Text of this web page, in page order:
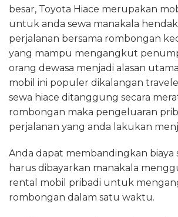
besar, Toyota Hiace merupakan
untuk anda sewa manakala
perjalanan bersama rombongan
yang mampu mengangkut
orang dewasa menjadi alasan
mobil ini populer dikalangan
sewa hiace ditanggung secara
rombongan maka pengeluaran
perjalanan yang anda lakukan
Anda dapat membandingkan biaya
harus dibayarkan manakala
rental mobil pribadi untuk
rombongan dalam satu waktu.